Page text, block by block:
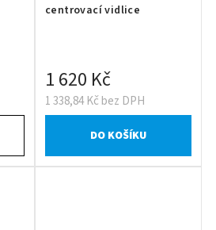
centrovací vidlice
1 338,84 Kč bez DPH
1 620 Kč
DO KOŠÍKU